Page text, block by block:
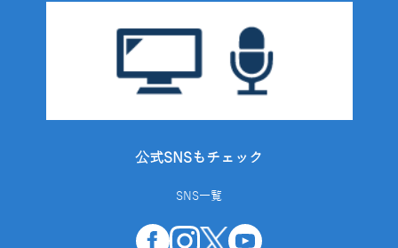
公式SNSもチェック
SNS一覧